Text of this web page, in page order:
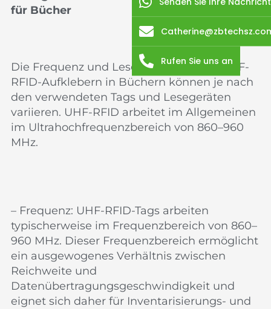
für Bücher
Die Frequenz und Lesereichweite von UHF-
RFID-Aufklebern in Büchern können je nach
den verwendeten Tags und Lesegeräten
variieren. UHF-RFID arbeitet im Allgemeinen
im Ultrahochfrequenzbereich von 860–960
MHz.
– Frequenz: UHF-RFID-Tags arbeiten
typischerweise im Frequenzbereich von 860–
960 MHz. Dieser Frequenzbereich ermöglicht
ein ausgewogenes Verhältnis zwischen
Reichweite und
Datenübertragungsgeschwindigkeit und
eignet sich daher für Inventarisierungs- und
Rufen Sie uns an